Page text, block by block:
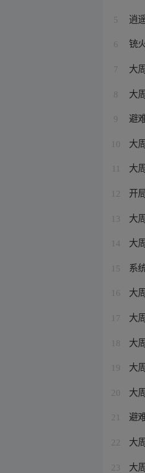
5 逍
6 铳
7 大
8 大
9 避
10 大
大
12 开
13 大
14 大
15 系
16 大
17 大
18 大
19 大
20 大
21 避
22 大
23 大